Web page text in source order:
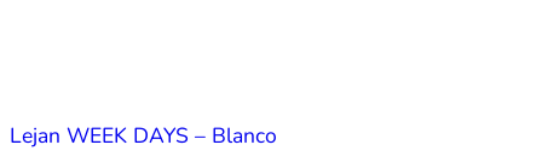
Lejan WEEK DAYS – Blanco